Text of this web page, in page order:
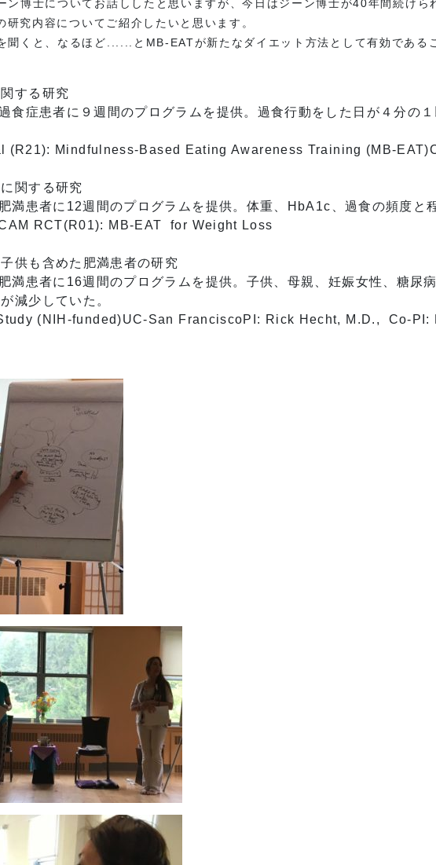
ン博士についてお話ししたと思いますが、今日はジーン博士が40年間続けら
研究内容についてご紹介したいと思います。
聞くと、なるほど......とMB-EATが新たなダイエット方法として有効である
する研究
食症患者に９週間のプログラムを提供。 過食行動をした日が４分の１
(R21): Mindfulness-Based Eating Awareness Training (MB-
関する研究
満患者に12週間のプログラムを提供。体重、
HbA1c、過食の頻度と
RCT(R01): MB-EAT for Weight Loss
供も含めた肥満患者の研究
満患者に16週間のプログラムを提供。子供、母親、 妊娠女性、糖尿
減少していた。
(NIH-funded)UC-San FranciscoPI: Rick Hecht, M.D., Co-